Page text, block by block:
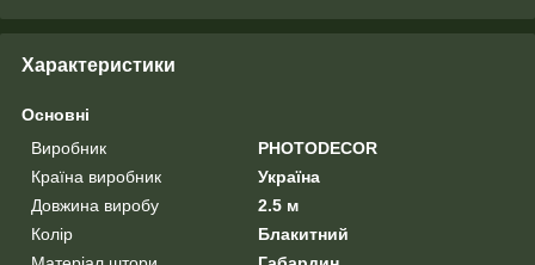
Характеристики
Основні
Виробник
PHOTODECOR
Країна виробник
Україна
Довжина виробу
2.5 м
Колір
Блакитний